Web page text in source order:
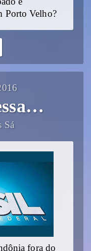
Porto Velho?
Sá
fora do